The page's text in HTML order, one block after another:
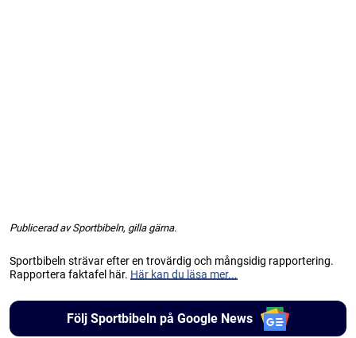
Publicerad av Sportbibeln, gilla gärna.
Sportbibeln strävar efter en trovärdig och mångsidig rapportering.
Rapportera faktafel här. Här kan du läsa mer...
Följ Sportbibeln på Google News